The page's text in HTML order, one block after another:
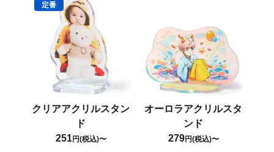
定番
クリアアクリルスタン
ド
251円(税込)〜
オーロラアクリルスタ
ンド
279円(税込)〜